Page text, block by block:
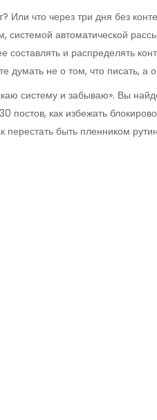
что через три дня без
, системой автоматической
составлять и распределять
думать не о том, что писать, а
систему и забываю». Вы
постов, как избежать
перестать быть пленником